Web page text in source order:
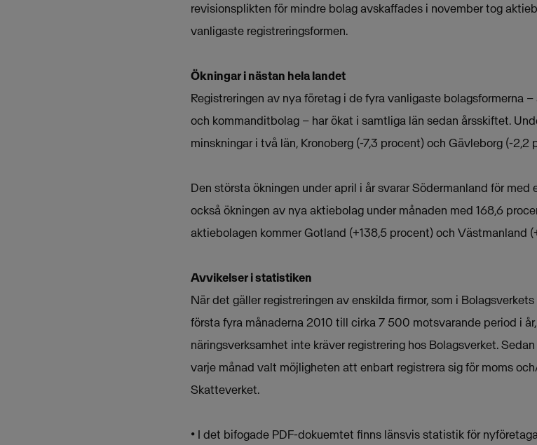
revisionsplikten för mindre bolag avskaffades i november tog
vanligaste registreringsformen.
Ökningar i nästan hela landet
Registreringen av nya företag i de fyra vanligaste bolagsformerna
och kommanditbolag – har ökat i samtliga län sedan årsskiftet.
minskningar i två län, Kronoberg (-7,3 procent) och Gävleborg (-2,2
Den största ökningen under april i år svarar Södermanland för
också ökningen av nya aktiebolag under månaden med 168,6
aktiebolagen kommer Gotland (+138,5 procent) och Västmanland
Avvikelser i statistiken
När det gäller registreringen av enskilda firmor, som i
första fyra månaderna 2010 till cirka 7 500 motsvarande period i
näringsverksamhet inte kräver registrering hos Bolagsverket.
varje månad valt möjligheten att enbart registrera sig för moms
Skatteverket.
• I det bifogade PDF-dokuemtet finns länsvis statistik för